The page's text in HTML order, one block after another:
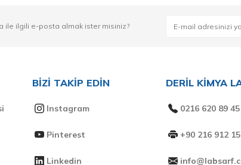
ile ilgili e-posta almak ister misiniz?
BİZİ TAKİP EDİN
Instagram
Pinterest
Linkedin
DERİL KİMYA
0216 620 89 45
+90 216 912